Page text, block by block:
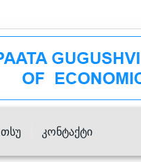
Თსუ Კონტაქტი